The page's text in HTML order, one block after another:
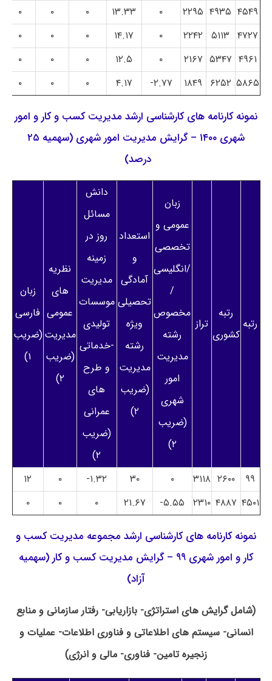
۴۵۴۹ ۴۹۳۵ ۲۲۹۵ ۰ ۱۳.۳۳ ۰ ۰
۰
۴۷۲۷ ۵۱۱۳ ۲۲۴۲ ۰ ۱۴.۱۷ ۰ ۰
۰
۴۹۶۱ ۵۳۴۷ ۲۱۶۷ ۰ ۱۲.۵ ۰ ۰
۰
۵۸۶۵ ۶۲۵۲ ۱۸۴۹ ۲.۷۷- ۴.۱۷ ۰ ۰ ۰
نمونه کارنامه های کارشناسی ارشد مدیریت کسب و کار و امور
شهری ۱۴۰۰ – گرایش مدیریت امور شهری (سهمیه ۲۵
درصد)
رتبه
رتبه
کشوری
تراز
زبان
عمومی و
تخصصی
/انگلیسی
/
مخصوص
رشته
مدیریت
امور
شهری
(ضریب
۲)
استعداد
و
آمادگی
تحصیلی
ویژه
رشته
مدیریت
(ضریب
۲)
دانش
مسائل
روز در
زمینه
مدیریت
موسسات
تولیدی
-خدماتی
و طرح
های
عمرانی
(ضریب
۲)
نظریه
های
عمومی
مدیریت
(ضریب
۲)
زبان
فارسی
(ضریب
۱)
۹۹ ۲۶۰۰ ۳۱۱۸ ۰ ۳۰ ۱.۳۲- ۰
۱۲
۴۵۰۱ ۴۸۸۷ ۲۳۱۰ ۵.۵۵- ۲۱.۶۷ ۰ ۰ ۰
نمونه کارنامه های کارشناسی ارشد مجموعه مدیریت کسب و
کار و امور شهری ۹۹ – گرایش مدیریت کسب و کار (سهمیه
آزاد)
(شامل گرایش های استراتژی- بازاریابی- رفتار سازمانی و منابع
انسانی- سیستم های اطلاعاتی و فناوری اطلاعات- عملیات و
زنجیره تامین- فناوری- مالی و انرژی)